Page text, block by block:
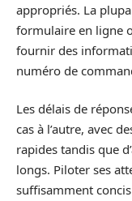
appropriés. La
formulaire en ligne
fournir des
numéro de
Les délais de
cas à l’autre, avec
rapides tandis que
longs. Piloter ses
suffisamment